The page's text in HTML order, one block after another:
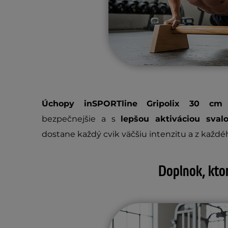
Úchopy inSPORTline Gripolix 30
bezpečnejšie a s lepšou aktiváciou
dostane každý cvik väčšiu intenzitu a z
Doplnok,